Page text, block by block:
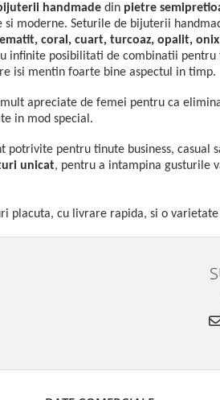
handmade din pietre
moderne. Seturile de bijuterii
coral, cuart, turcoaz, opalit, onix
infinite posibilitati de combinatii
isi mentin foarte bine aspectul in timp.
apreciate de femei pentru ca
in mod special.
potrivite pentru tinute business, casual
unicat, pentru a intampina gusturile
placuta, cu livrare rapida, si o